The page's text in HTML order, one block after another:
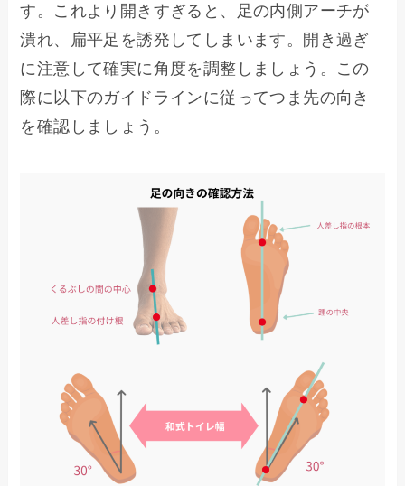
す。これより開きすぎると、足の内側アーチが
潰れ、扁平足を誘発してしまいます。開き過ぎ
に注意して確実に角度を調整しましょう。この
際に以下のガイドラインに従ってつま先の向き
を確認しましょう。